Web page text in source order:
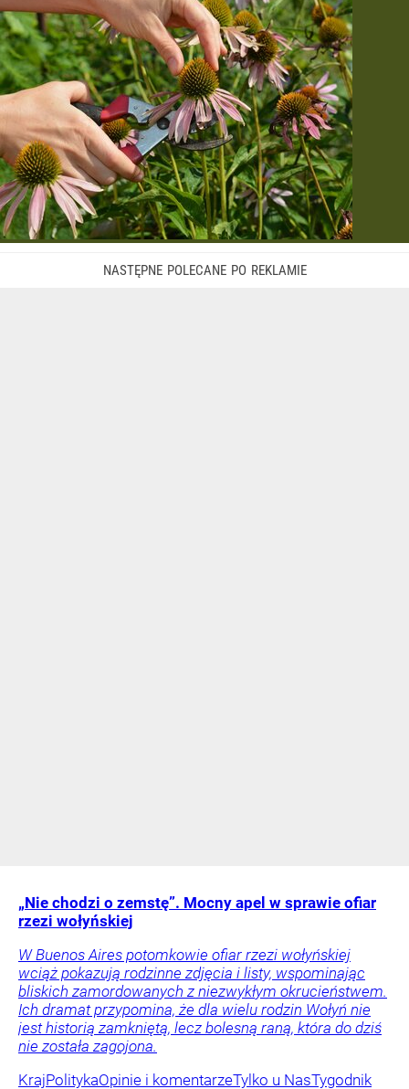
„Nie chodzi o zemstę”. Mocny apel w sprawie ofiar
rzezi wołyńskiej
W Buenos Aires potomkowie ofiar rzezi wołyńskiej
wciąż pokazują rodzinne zdjęcia i listy, wspominając
bliskich zamordowanych z niezwykłym okrucieństwem.
Ich dramat przypomina, że dla wielu rodzin Wołyń nie
jest historią zamkniętą, lecz bolesną raną, która do dziś
nie została zagojona.
KrajPolitykaOpinie i komentarzeTylko u NasTygodnik